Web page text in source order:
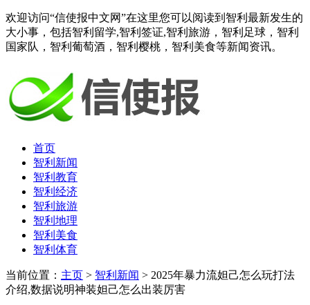
欢迎访问“信使报中文网”在这里您可以阅读到智利最新发生的
大小事，包括智利留学,智利签证,智利旅游，智利足球，智利
国家队，智利葡萄酒，智利樱桃，智利美食等新闻资讯。
首页
智利新闻
智利教育
智利经济
智利旅游
智利地理
智利美食
智利体育
当前位置： 主页 > 智利新闻 > 2025年暴力流妲己怎么玩打法
介绍,数据说明神装妲己怎么出装厉害